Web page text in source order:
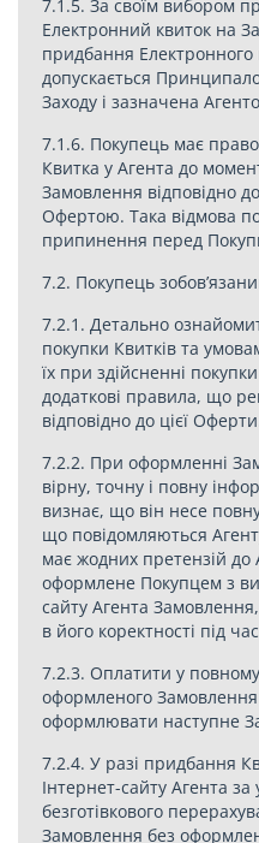
7.1.5. За своїм вибором
Електронний квиток на
придбання Електронного
допускається
Заходу і зазначена
7.1.6. Покупець має
Квитка у Агента до
Замовлення відповідно
Офертою. Така відмова
припинення перед
7.2. Покупець
7.2.1. Детально
покупки Квитків та
їх при здійсненні
додаткові правила, що
відповідно до цієї
7.2.2. При оформленні
вірну, точну і повну
визнає, що він несе повну
що повідомляються
має жодних претензій до
оформлене Покупцем з
сайту Агента
в його коректності під
7.2.3. Оплатити у повному
оформленого
оформлювати наступне
7.2.4. У разі придбання
Інтернет-сайту Агента
безготівкового
Замовлення без